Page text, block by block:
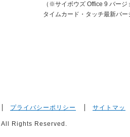
（※サイボウズ Office 9 バー
タイムカード・タッチ最新バ
プライバシーポリシー
サイトマッ
Rights Reserved.